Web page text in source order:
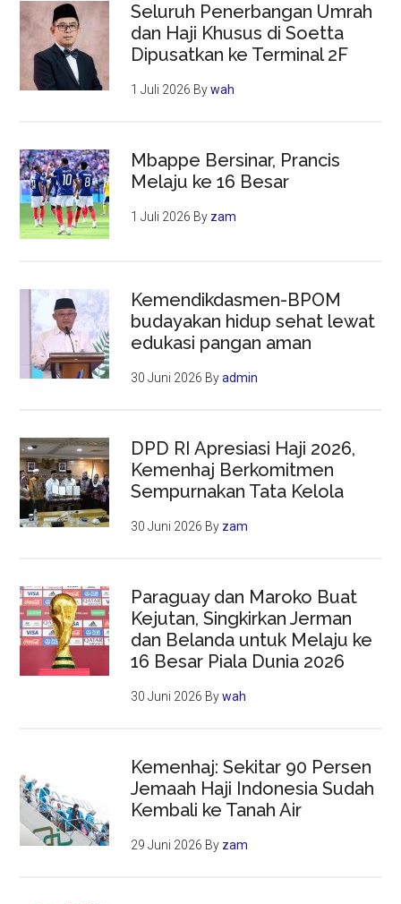
Seluruh Penerbangan Umrah
dan Haji Khusus di Soetta
Dipusatkan ke Terminal 2F
1 Juli 2026 Bywah
Mbappe Bersinar, Prancis
Melaju ke 16 Besar
1 Juli 2026 By zam
Kemendikdasmen-BPOM
budayakan hidup sehat lewat
edukasi pangan aman
30 Juni 2026 Byadmin
DPD RI Apresiasi Haji 2026,
Kemenhaj Berkomitmen
Sempurnakan Tata Kelola
30 Juni 2026 By zam
Paraguay dan Maroko Buat
Kejutan, Singkirkan Jerman
dan Belanda untuk Melaju ke
16 Besar Piala Dunia 2026
30 Juni 2026 Bywah
Kemenhaj: Sekitar 90 Persen
Jemaah Haji Indonesia Sudah
Kembali ke Tanah Air
29 Juni 2026 By zam